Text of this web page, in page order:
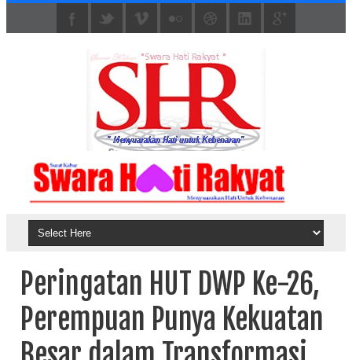
Peringatan HUT DWP Ke-26,
Perempuan Punya Kekuatan